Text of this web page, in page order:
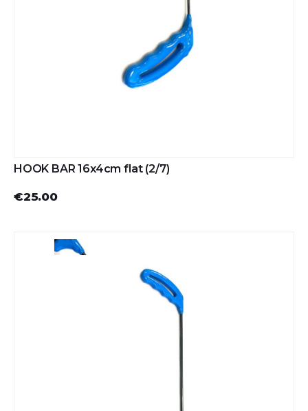
HOOK BAR 16x4cm flat (2/7)
€25.00